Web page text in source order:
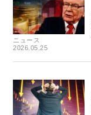
ニュース
2026.05.25